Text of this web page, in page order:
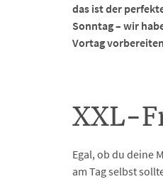
das ist der
Sonntag – wir
Vortag
XXL-
Egal, ob du deine
am Tag selbst